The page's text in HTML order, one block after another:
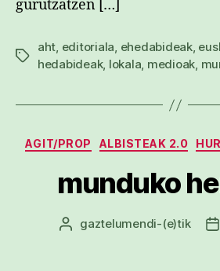
gurutzatzen […]
Etiketak
aht, editoriala, ehedabideak,
hedabideak, lokala, medioak,
AGIT/PROP ALBISTEAK 2.0
munduko
Argitalpenaren
gaztelumendi-(e)tik